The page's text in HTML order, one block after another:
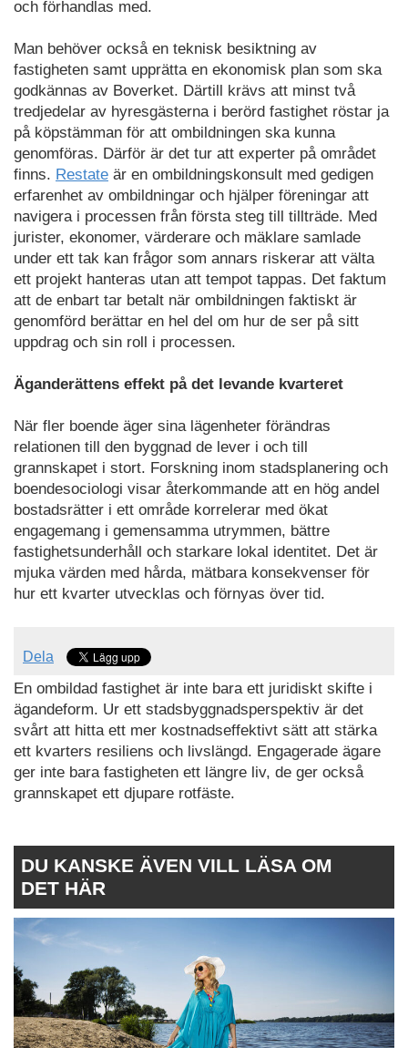
och förhandlas med.
Man behöver också en teknisk besiktning av
fastigheten samt upprätta en ekonomisk plan som ska
godkännas av Boverket. Därtill krävs att minst två
tredjedelar av hyresgästerna i berörd fastighet röstar ja
på köpstämman för att ombildningen ska kunna
genomföras. Därför är det tur att experter på området
finns. Restate är en ombildningskonsult med gedigen
erfarenhet av ombildningar och hjälper föreningar att
navigera i processen från första steg till tillträde. Med
jurister, ekonomer, värderare och mäklare samlade
under ett tak kan frågor som annars riskerar att välta
ett projekt hanteras utan att tempot tappas. Det faktum
att de enbart tar betalt när ombildningen faktiskt är
genomförd berättar en hel del om hur de ser på sitt
uppdrag och sin roll i processen.
Äganderättens effekt på det levande kvarteret
När fler boende äger sina lägenheter förändras
relationen till den byggnad de lever i och till
grannskapet i stort. Forskning inom stadsplanering och
boendesociologi visar återkommande att en hög andel
bostadsrätter i ett område korrelerar med ökat
engagemang i gemensamma utrymmen, bättre
fastighetsunderhåll och starkare lokal identitet. Det är
mjuka värden med hårda, mätbara konsekvenser för
hur ett kvarter utvecklas och förnyas över tid.
Dela
En ombildad fastighet är inte bara ett juridiskt skifte i
ägandeform. Ur ett stadsbyggnadsperspektiv är det
svårt att hitta ett mer kostnadseffektivt sätt att stärka
ett kvarters resiliens och livslängd. Engagerade ägare
ger inte bara fastigheten ett längre liv, de ger också
grannskapet ett djupare rotfäste.
DU KANSKE ÄVEN VILL LÄSA OM
DET HÄR